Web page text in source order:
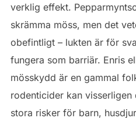
verklig effekt.
skrämma möss, men det
obefintligt – lukten är för
fungera som barriär. Enris
mösskydd är en gammal
rodenticider kan
stora risker för barn,